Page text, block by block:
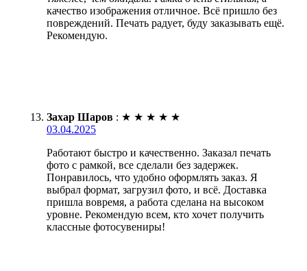
качество изображения отличное. Всё пришло без
повреждений. Печать радует, буду заказывать ещё.
Рекомендую.
Захар Шаров : ★ ★ ★ ★ ★
03.04.2025
Работают быстро и качественно. Заказал печать
фото с рамкой, все сделали без задержек.
Понравилось, что удобно оформлять заказ. Я
выбрал формат, загрузил фото, и всё. Доставка
пришла вовремя, а работа сделана на высоком
уровне. Рекомендую всем, кто хочет получить
классные фотосувениры!